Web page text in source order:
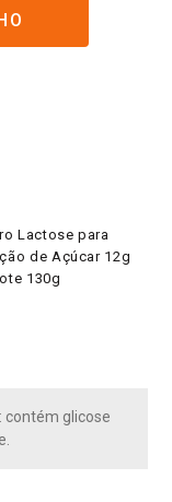
Lactose para
de Açúcar 12g
130g
contém glicose